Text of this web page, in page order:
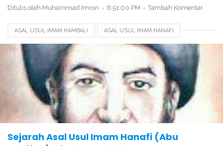
Ditulis oleh Muhammad Imron 6:51:00 PM Tambah Komentar
ASAL USUL IMAM HAMBALI ASAL USUL IMAM HANAFI
ASAL USUL IMAM MALIKI GURU IMAM HANAFI
PENGIKUT IMAM HANAFI
TERPECAHNYA AGAMA ISLAM
Sejarah Asal Usul Imam Hanafi (Abu